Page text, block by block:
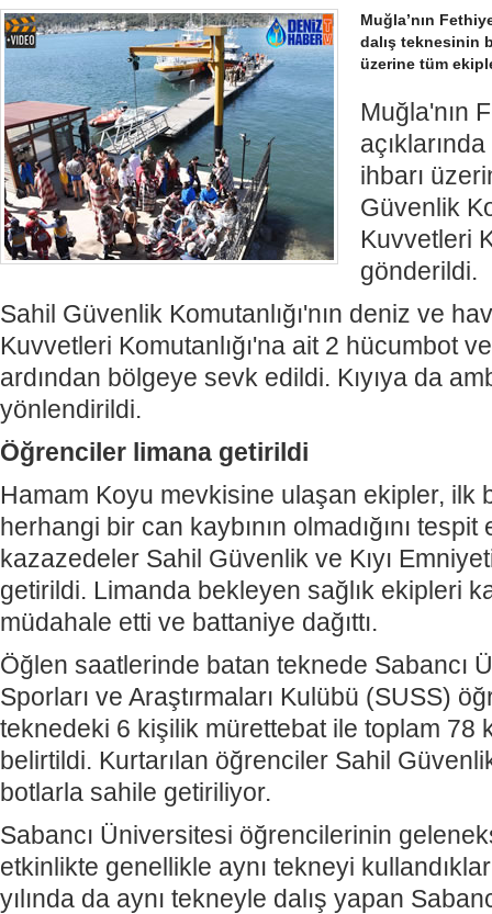
Muğla’nın
dalış teknesinin
üzerine tüm
Muğla'nın
ihbarı
Güvenlik
Kuvvetleri
gönderildi.
Sahil Güvenlik Komutanlığı'nın deniz ve
Kuvvetleri Komutanlığı'na ait 2 hücumbot
ardından bölgeye sevk edildi. Kıyıya da
yönlendirildi.
Öğrenciler limana getirildi
Hamam Koyu mevkisine ulaşan ekipler, ilk
herhangi bir can kaybının olmadığını
kazazedeler Sahil Güvenlik ve Kıyı
getirildi. Limanda bekleyen sağlık ekipleri
müdahale etti ve battaniye dağıttı.
Öğlen saatlerinde batan teknede Sabancı
Sporları ve Araştırmaları Kulübü (SUSS)
teknedeki 6 kişilik mürettebat ile toplam 78
belirtildi. Kurtarılan öğrenciler Sahil
botlarla sahile getiriliyor.
Sabancı Üniversitesi öğrencilerinin
etkinlikte genellikle aynı tekneyi
yılında da aynı tekneyle dalış yapan